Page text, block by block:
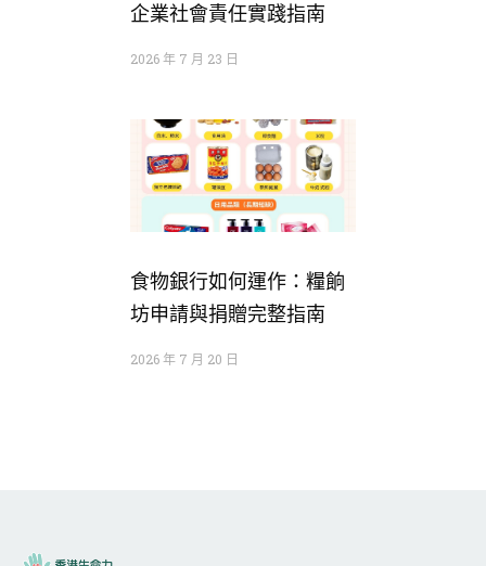
企業社會責任實踐指南
2026 年 7 月 23 日
食物銀行如何運作：糧餉
坊申請與捐贈完整指南
2026 年 7 月 20 日